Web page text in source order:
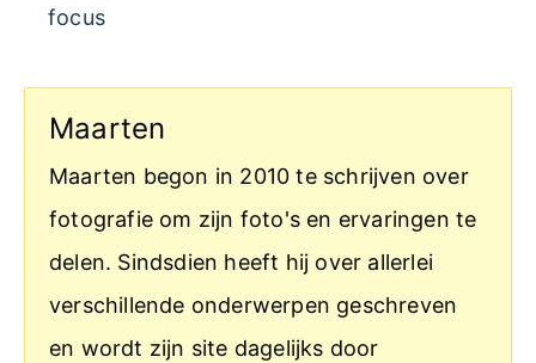
focus
Maarten
Maarten begon in 2010 te schrijven over
fotografie om zijn foto's en ervaringen te
delen. Sindsdien heeft hij over allerlei
verschillende onderwerpen geschreven
en wordt zijn site dagelijks door